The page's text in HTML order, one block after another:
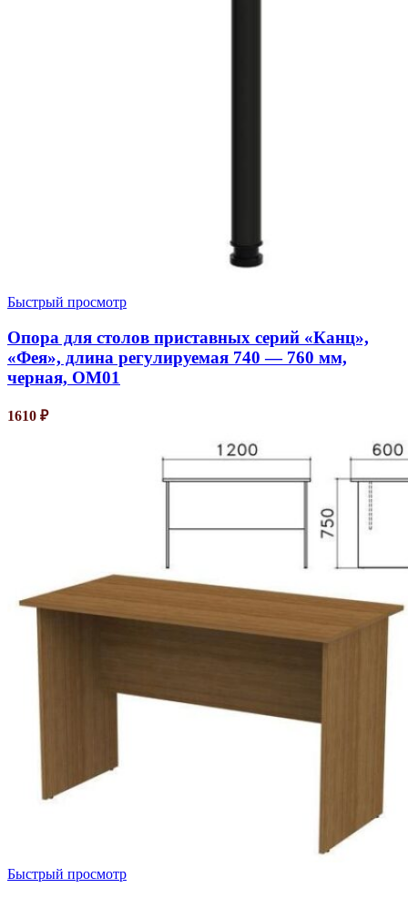
Быстрый просмотр
Опора для столов приставных серий «Канц»,
«Фея», длина регулируемая 740 — 760 мм,
черная, ОМ01
1610 ₽
Быстрый просмотр